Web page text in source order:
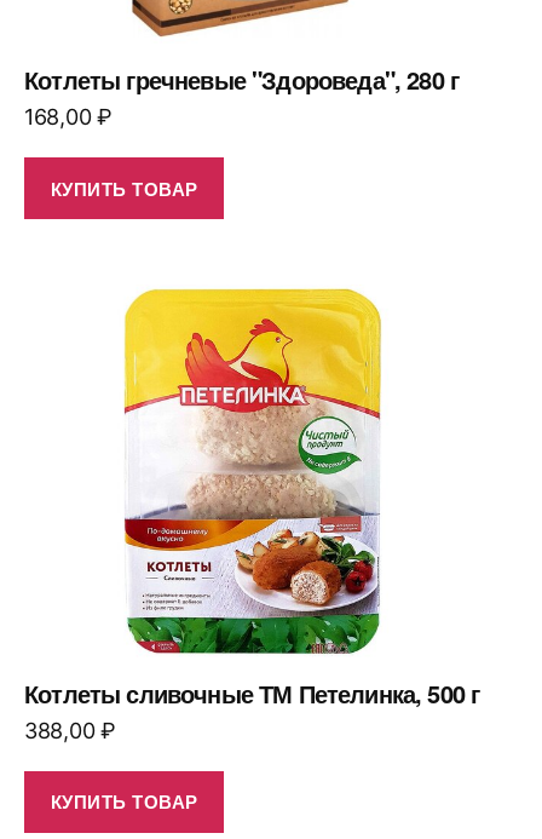
Котлеты гречневые "Здороведа", 280 г
168,00₽
КУПИТЬ ТОВАР
Котлеты сливочные ТМ Петелинка, 500 г
388,00₽
КУПИТЬ ТОВАР